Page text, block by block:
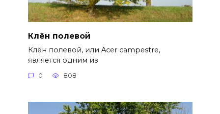
Клён полевой
Клён полевой, или Acer campestre,
является одним из
0 808